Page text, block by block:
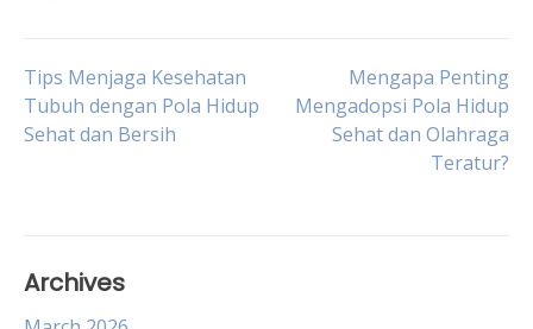
Post
navigation
Tips Menjaga Kesehatan
Tubuh dengan Pola Hidup
Sehat dan Bersih
Mengapa Penting
Mengadopsi Pola Hidup
Sehat dan Olahraga
Teratur?
Archives